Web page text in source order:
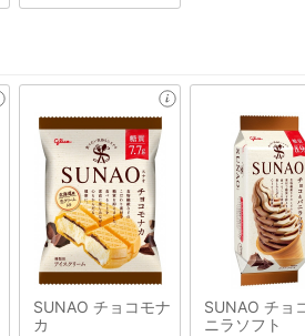
SUNAO チョコモナ
カ
SUNAO チョ
ニラソフト